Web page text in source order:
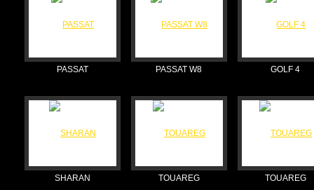
PASSAT PASSAT W8 GOLF 4
SHARAN TOUAREG TOUAREG